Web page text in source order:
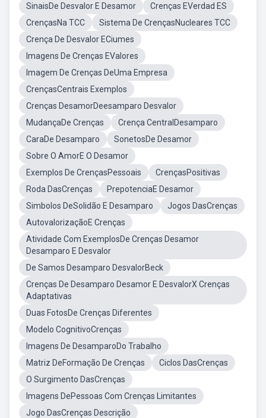
SinaisDe Desvalor E Desamor
Crenças EVerdad ES
CrençasNa TCC
Sistema De CrençasNucleares TCC
Crença De Desvalor ECiumes
Imagens De Crenças EValores
Imagem De Crenças DeUma Empresa
CrençasCentrais Exemplos
Crenças DesamorDeesamparo Desvalor
MudançaDe Crenças
Crença CentralDesamparo
CaraDe Desamparo
SonetosDe Desamor
Sobre O AmorE O Desamor
Exemplos De CrençasPessoais
CrençasPositivas
Roda DasCrenças
PrepotenciaE Desamor
Simbolos DeSolidão E Desamparo
Jogos DasCrenças
AutovalorizaçãoE Crenças
Atividade Com ExemplosDe Crenças Desamor
Desamparo E Desvalor
De Samos Desamparo DesvalorBeck
Crenças De Desamparo Desamor E DesvalorX Crenças
Adaptativas
Duas FotosDe Crenças Diferentes
Modelo CognitivoCrenças
Imagens De DesamparoDo Trabalho
Matriz DeFormação De Crenças
Ciclos DasCrenças
O Surgimento DasCrenças
Imagens DePessoas Com Crenças Limitantes
Jogo DasCrenças Descrição